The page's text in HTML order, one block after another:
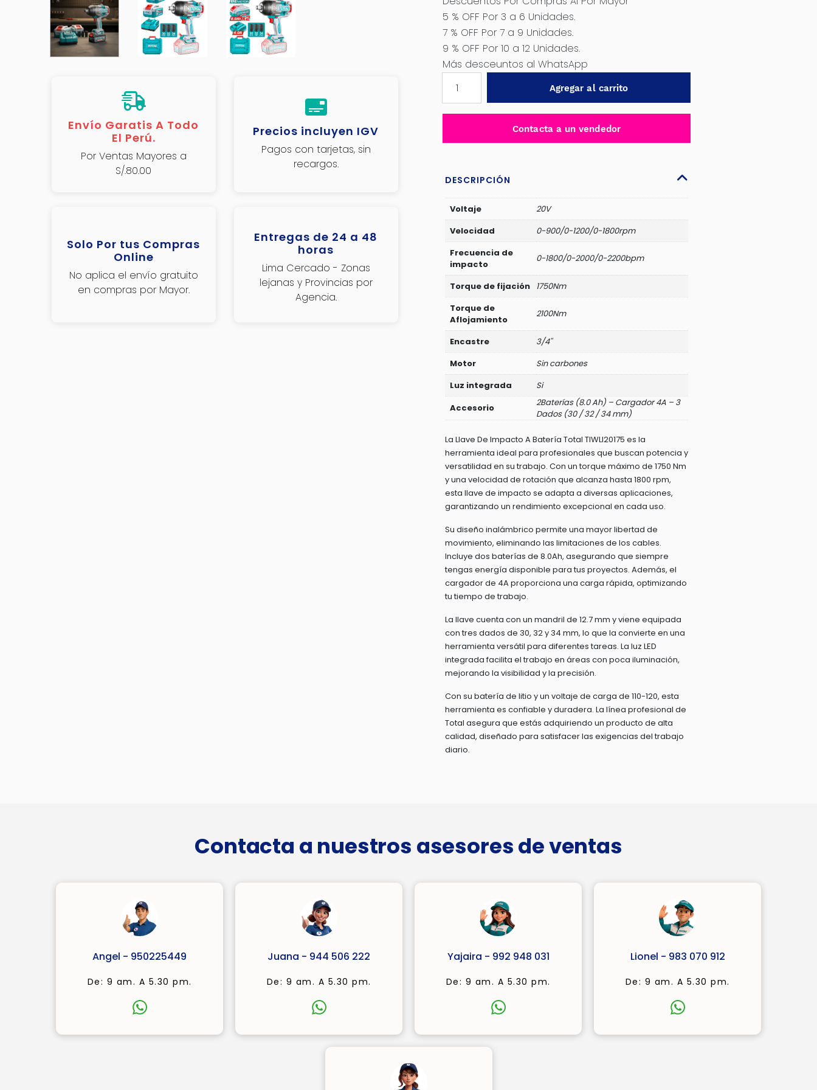
Envío Garatis A Todo
El Perú.
Por Ventas Mayores a
S/.80.00
Precios incluyen IGV
Pagos con tarjetas, sin
recargos.
Solo Por tus Compras
Online
No aplica el envío gratuito
en compras por Mayor.
Entregas de 24 a 48
horas
Lima Cercado - Zonas
lejanas y Provincias por
Agencia.
5 % OFF Por 3 a 6 Unidades.
7 % OFF Por 7 a 9 Unidades.
9 % OFF Por 10 a 12 Unidades.
Más desceuntos al WhatsApp
IMPACTO
2200BPM
2X8.0AH
MALETIN
INDUSTRIAL
TOTAL
TIWLI20175
cantidad
Agregar al carrito
Contacta a un vendedor
DESCRIPCIÓN
Voltaje
20V
Velocidad
0-900/0-1200/0-1800rpm
Frecuencia de
impacto
0-1800/0-2000/0-2200bpm
Torque de fijación 1750Nm
Torque de
Aflojamiento
2100Nm
Encastre
3/4''
Motor
Sin carbones
Luz integrada
Si
Accesorio
2Baterías (8.0 Ah) – Cargador 4A – 3
Dados (30 / 32 / 34 mm)
La Llave De Impacto A Batería Total TIWLI20175 es la
herramienta ideal para profesionales que buscan potencia y
versatilidad en su trabajo. Con un torque máximo de 1750 Nm
y una velocidad de rotación que alcanza hasta 1800 rpm,
esta llave de impacto se adapta a diversas aplicaciones,
garantizando un rendimiento excepcional en cada uso.
Su diseño inalámbrico permite una mayor libertad de
movimiento, eliminando las limitaciones de los cables.
Incluye dos baterías de 8.0Ah, asegurando que siempre
tengas energía disponible para tus proyectos. Además, el
cargador de 4A proporciona una carga rápida, optimizando
tu tiempo de trabajo.
La llave cuenta con un mandril de 12.7 mm y viene equipada
con tres dados de 30, 32 y 34 mm, lo que la convierte en una
herramienta versátil para diferentes tareas. La luz LED
integrada facilita el trabajo en áreas con poca iluminación,
mejorando la visibilidad y la precisión.
Con su batería de litio y un voltaje de carga de 110-120, esta
herramienta es confiable y duradera. La línea profesional de
Total asegura que estás adquiriendo un producto de alta
calidad, diseñado para satisfacer las exigencias del trabajo
diario.
Contacta a nuestros asesores de ventas
Angel - 950225449
De: 9 am. A 5.30 pm.
Juana - 944 506 222
De: 9 am. A 5.30 pm.
Yajaira - 992 948 031
De: 9 am. A 5.30 pm.
Lionel - 983 070 912
De: 9 am. A 5.30 pm.